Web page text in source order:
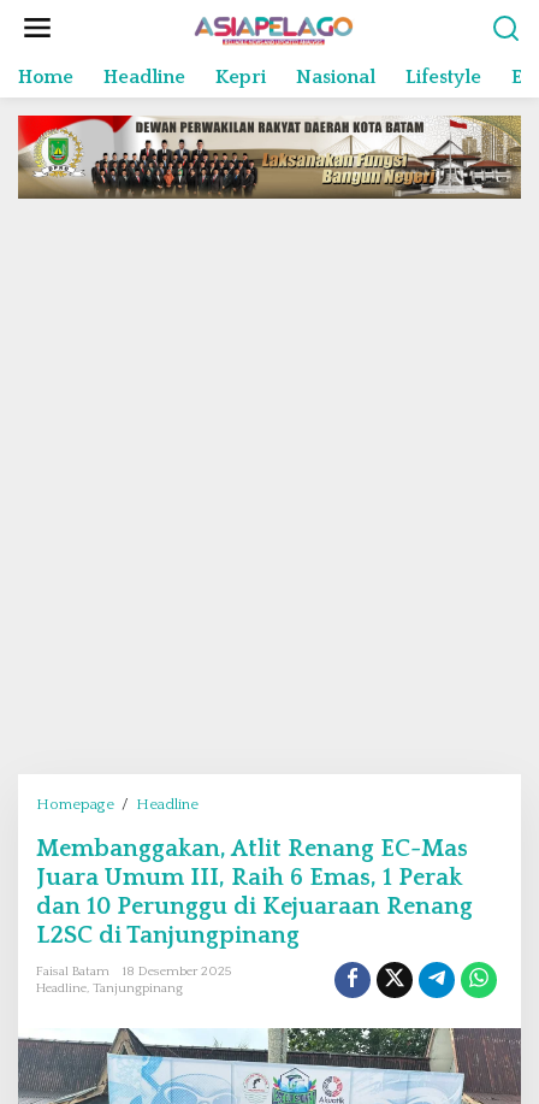
Home Headline Kepri Nasional Lifestyle
Homepage / Headline
m
a
n
g
a
,
Membanggakan, Atlit Renang EC-Mas
Juara Umum III, Raih 6 Emas, 1 Perak
dan 10 Perunggu di Kejuaraan Renang
L2SC di Tanjungpinang
Faisal Batam
18 Desember 2025
Headline, Tanjungpinang